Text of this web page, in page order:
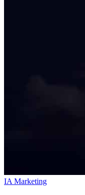
IA Marketing